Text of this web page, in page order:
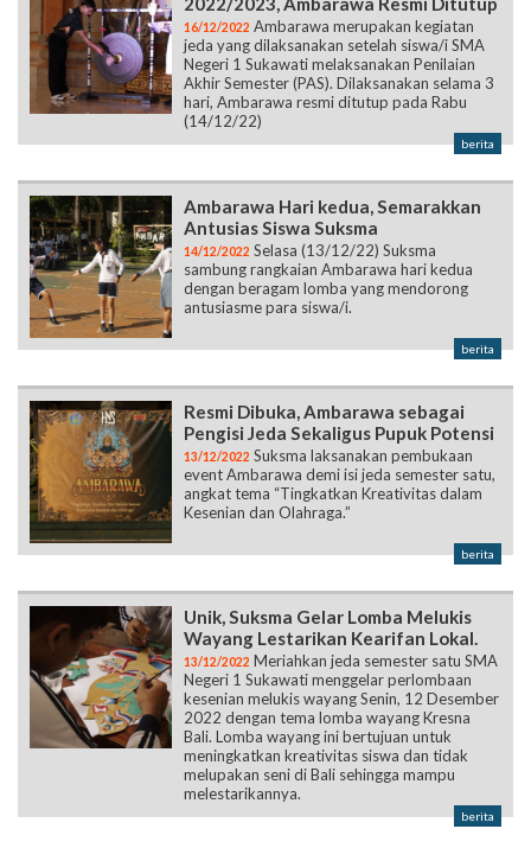
16/12/2022 Ambarawa merupakan kegiatan
jeda yang dilaksanakan setelah siswa/i SMA
Negeri 1 Sukawati melaksanakan Penilaian
Akhir Semester (PAS). Dilaksanakan selama 3
hari, Ambarawa resmi ditutup pada Rabu
(14/12/22)
berita
Ambarawa Hari kedua, Semarakkan
Antusias Siswa Suksma
14/12/2022 Selasa (13/12/22) Suksma
sambung rangkaian Ambarawa hari kedua
dengan beragam lomba yang mendorong
antusiasme para siswa/i.
berita
Resmi Dibuka, Ambarawa sebagai
Pengisi Jeda Sekaligus Pupuk Potensi
13/12/2022 Suksma laksanakan pembukaan
event Ambarawa demi isi jeda semester satu,
angkat tema “Tingkatkan Kreativitas dalam
Kesenian dan Olahraga.”
berita
Unik, Suksma Gelar Lomba Melukis
Wayang Lestarikan Kearifan Lokal.
13/12/2022 Meriahkan jeda semester satu SMA
Negeri 1 Sukawati menggelar perlombaan
kesenian melukis wayang Senin, 12 Desember
2022 dengan tema lomba wayang Kresna
Bali. Lomba wayang ini bertujuan untuk
meningkatkan kreativitas siswa dan tidak
melupakan seni di Bali sehingga mampu
melestarikannya.
berita